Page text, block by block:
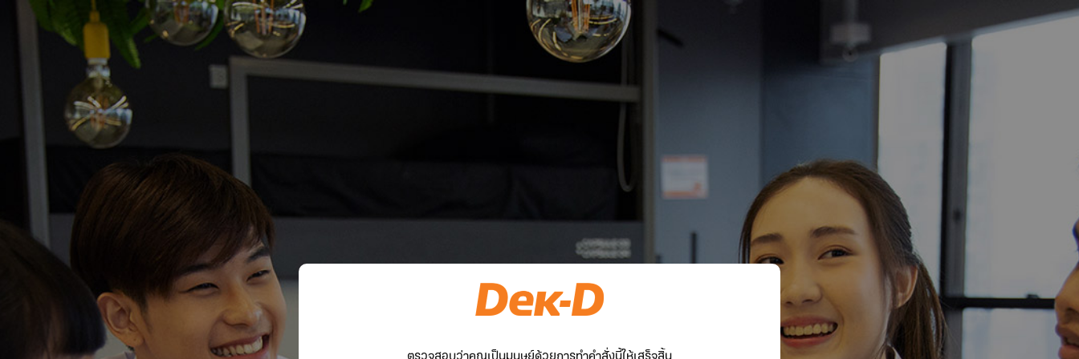
ตรวจสอบว่าคุณเป็นมนุษย์ด้วยการทำคำสั่งนี้ให้เสร็จสิ้น